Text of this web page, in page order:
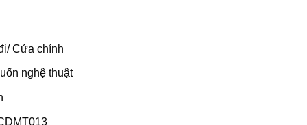
Cửa chính
nghệ thuật